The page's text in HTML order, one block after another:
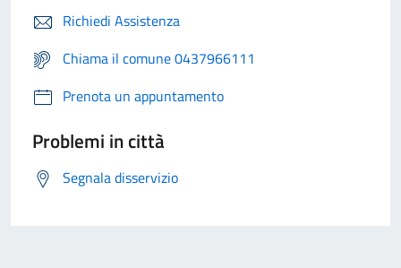
Richiedi Assistenza
Chiama il comune 0437966111
Prenota un appuntamento
Problemi in città
Segnala disservizio